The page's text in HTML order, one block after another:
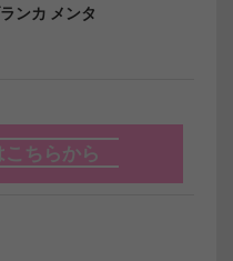
ンカ メンタ
ちらから